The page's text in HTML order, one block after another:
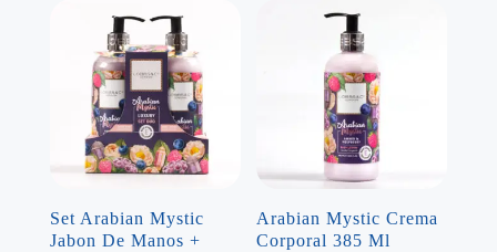
Set Arabian Mystic
Jabon De Manos +
Arabian Mystic Crema
Corporal 385 Ml